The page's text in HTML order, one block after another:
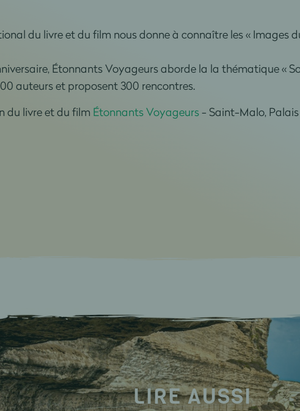
du livre et du film nous donne à connaître les « Images
Étonnants Voyageurs aborde la la thématique «
auteurs et proposent 300 rencontres.
du livre et du film Étonnants Voyageurs- Saint-Malo,
LIRE AUSSI